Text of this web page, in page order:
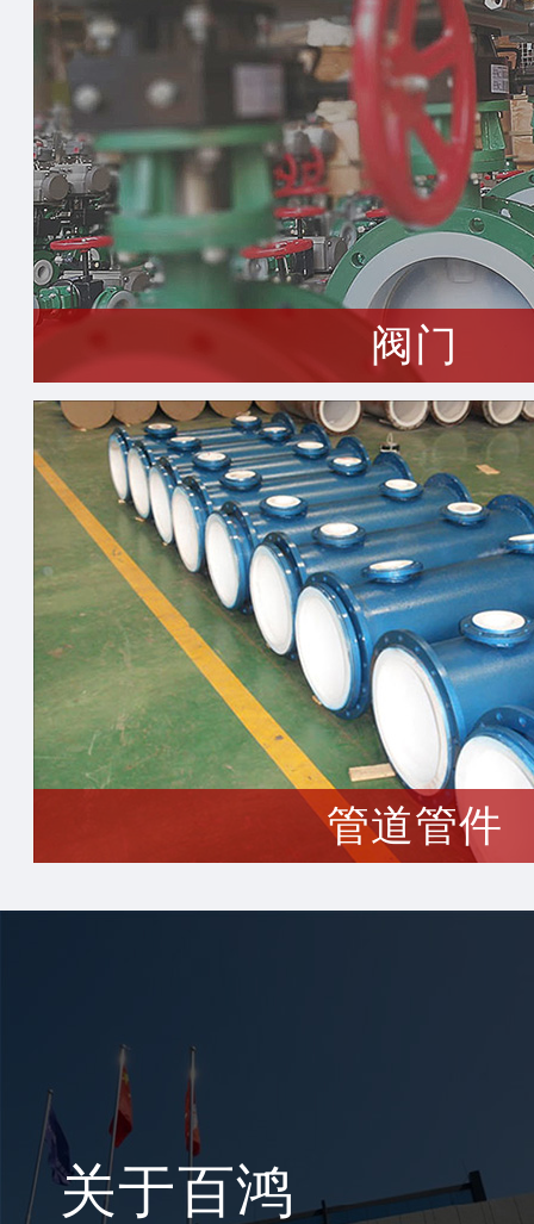
阀门
生产三大系列产品（泵、阀门
管道管件
关于百鸿